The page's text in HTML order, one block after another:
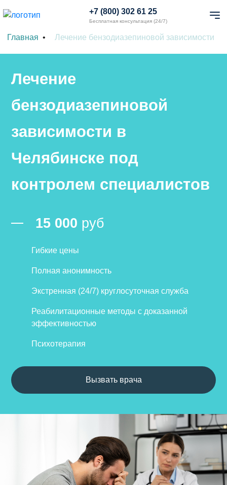
+7 (800) 302 61 25
Бесплатная консультация (24/7)
Главная Лечение бензодиазепиновой зависимости
Лечение
бензодиазепиновой
зависимости в
Челябинске под
контролем специалистов
15 000 руб
Гибкие цены
Полная анонимность
Экстренная (24/7) круглосуточная служба
Реабилитационные методы с доказанной
эффективностью
Психотерапия
Вызвать врача